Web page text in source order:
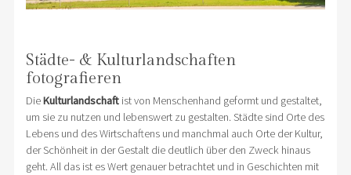
Städte- & Kulturlandschaften
fotografieren
DieKulturlandschaftist von Menschenhand geformt und gestaltet,
um sie zu nutzen und lebenswert zu gestalten. Städte sind Orte des
Lebens und des Wirtschaftens und manchmal auch Orte der Kultur,
der Schönheit in der Gestalt die deutlich über den Zweck hinaus
geht. All das ist es Wert genauer betrachtet und in Geschichten mit